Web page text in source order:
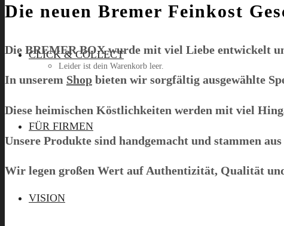
CLICK & COLLECT
FÜR FIRMEN
VISION
Leider ist dein Warenkorb leer.
Menü
Die neuen Bremer Feinkost
Die BREMER BOXwurde mit viel Liebe entwickelt
In unserem Shop bieten wir sorgfältig ausgewählte
Diese heimischen Köstlichkeiten werden mit viel
Unsere Produkte sind handgemacht und stammen
Wir legen großen Wert auf Authentizität, Qualität